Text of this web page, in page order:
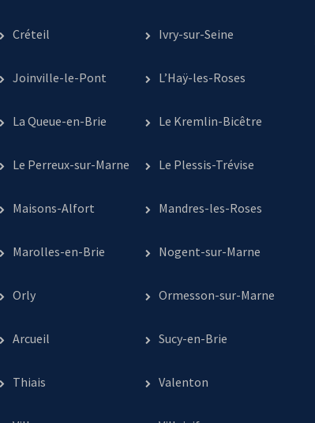
Créteil Ivry-sur-Seine
Joinville-le-Pont L’Haÿ-les-Roses
La Queue-en-Brie Le Kremlin-Bicêtre
Le Perreux-sur-Marne Le Plessis-Trévise
Maisons-Alfort Mandres-les-Roses
Marolles-en-Brie Nogent-sur-Marne
Orly Ormesson-sur-Marne
Arcueil Sucy-en-Brie
Thiais Valenton